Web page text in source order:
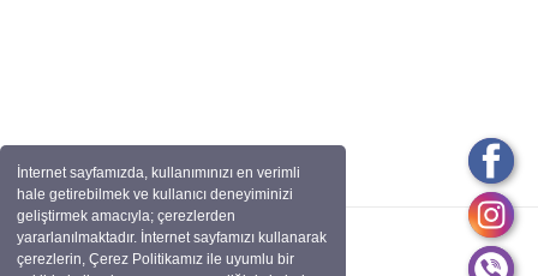
İnternet sayfamızda, kullanımınızı en verimli
hale getirebilmek ve kullanıcı deneyiminizi
geliştirmek amacıyla; çerezlerden
yararlanılmaktadır. İnternet sayfamızı kullanarak
çerezlerin, Çerez Politikamız ile uyumlu bir